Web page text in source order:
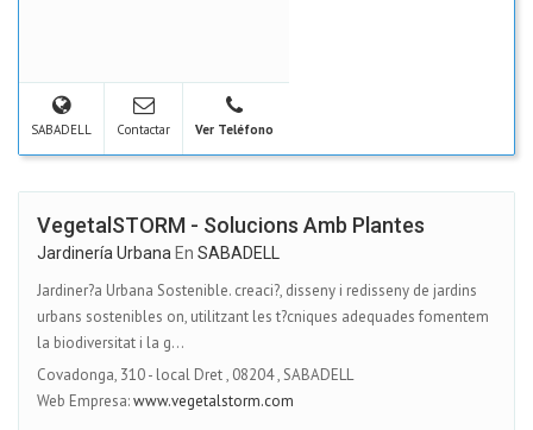
SABADELL Contactar Ver Teléfono
VegetalSTORM - Solucions Amb Plantes
Jardinería Urbana En SABADELL
Jardiner?a Urbana Sostenible. creaci?, disseny i redisseny de jardins
urbans sostenibles on, utilitzant les t?cniques adequades fomentem
la biodiversitat i la g...
Covadonga, 310 - local Dret, 08204,SABADELL
Web Empresa:www.vegetalstorm.com